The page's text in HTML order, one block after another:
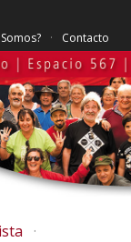
Contacto